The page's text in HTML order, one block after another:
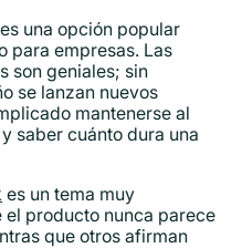
una opción popular
para empresas. Las
son geniales; sin
se lanzan nuevos
mantenerse al
saber cuánto dura una
es un tema muy
producto nunca parece
que otros afirman